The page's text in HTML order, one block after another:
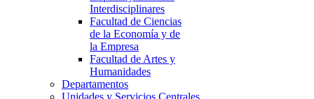
Interdisciplinares
Facultad de Ciencias
de la Economía y de
la Empresa
Facultad de Artes y
Humanidades
Departamentos
Unidades y Servicios Centrales